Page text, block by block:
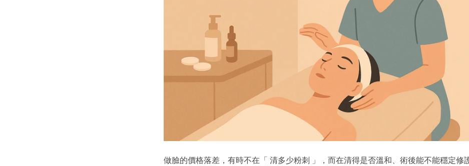
做臉的價格落差，有時不在「 清多少粉刺 」，而在清得是否溫和、術後能不能穩定修